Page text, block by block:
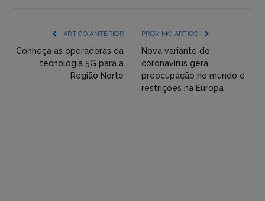
(YouTube,
Twitter,
etc)
ARTIGO ANTERIOR
Conheça as operadoras da
tecnologia 5G para a
Região Norte
PRÓXIMO ARTIGO
Nova variante do
coronavírus gera
preocupação no mundo e
restrições na Europa